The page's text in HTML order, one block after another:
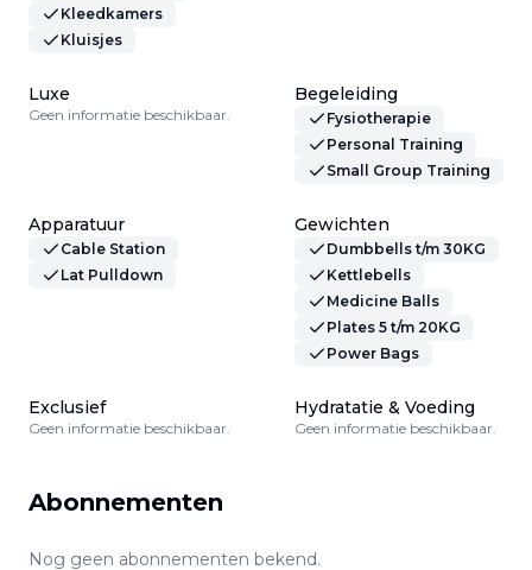
Kleedkamers
Kluisjes
Luxe
Geen informatie beschikbaar.
Begeleiding
Fysiotherapie
Personal Training
Small Group Training
Apparatuur
Cable Station
Lat Pulldown
Gewichten
Dumbbells t/m 30KG
Kettlebells
Medicine Balls
Plates 5 t/m 20KG
Power Bags
Exclusief
Geen informatie beschikbaar.
Hydratatie & Voeding
Geen informatie beschikbaar.
Abonnementen
Nog geen abonnementen bekend.